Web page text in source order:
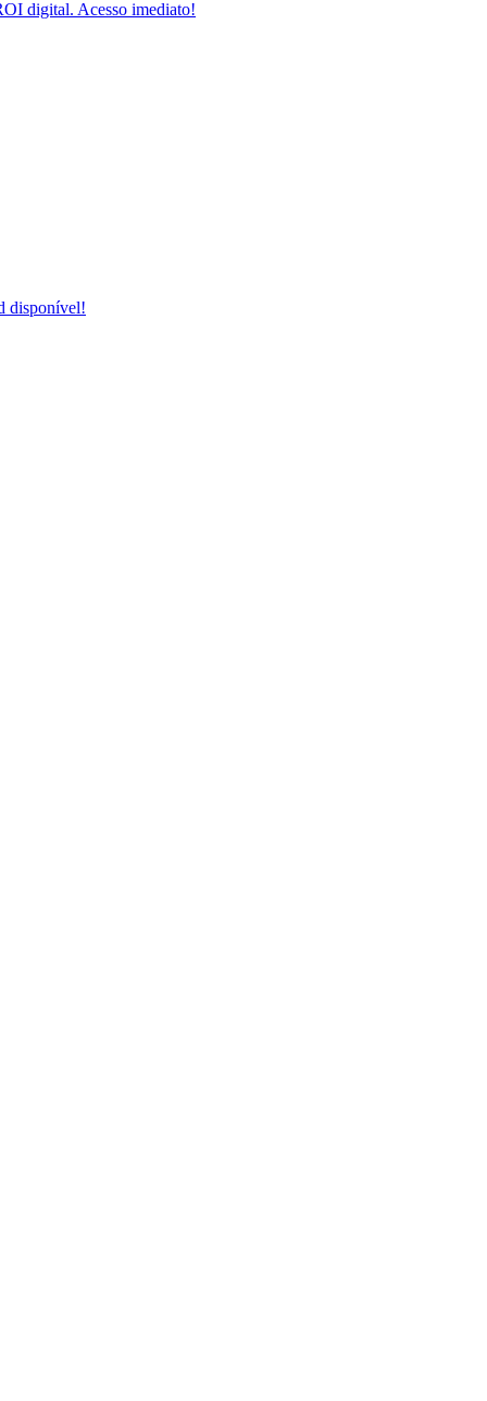
digital. Acesso imediato!
disponível!